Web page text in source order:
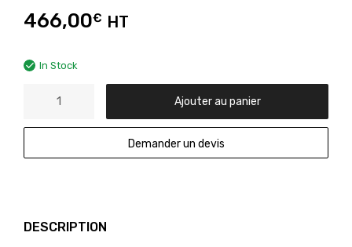
466,00€ HT
In Stock
Ajouter au panier
Demander un devis
DESCRIPTION